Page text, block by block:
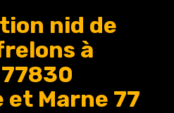
nid de
à
et Marne 77